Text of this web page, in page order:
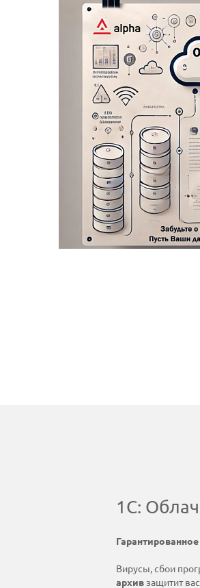
1С:
Вирусы, сбои
архив защитит